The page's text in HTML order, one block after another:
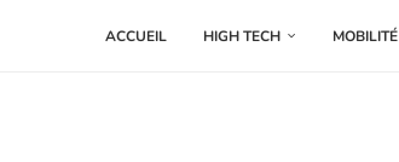
ACCUEIL HIGH TECH MOBILITÉ